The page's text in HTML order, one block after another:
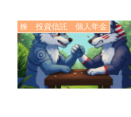
株 投資信託 個人年金